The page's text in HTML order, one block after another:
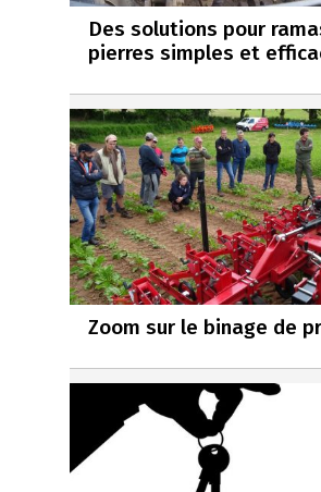
Des solutions pour
pierres simples et
Zoom sur le binage de